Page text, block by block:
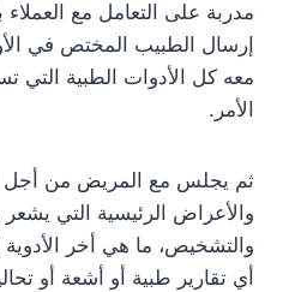
مدربة على التعامل مع العملاء
إرسال الطبيب المختص في
معه كل الأدوات الطبية التي
الأمر.
ثم يجلس مع المريض من أجل
والأعراض الرئيسية التي
والتشخيص، ما هي أخر الأدوية
أي تقارير طبية أو أشعة أو